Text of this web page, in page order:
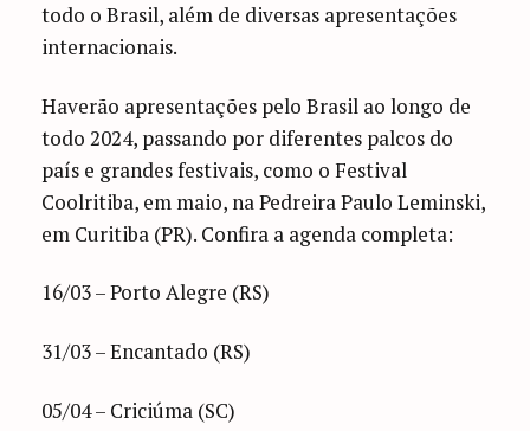
todo o Brasil, além de diversas apresentações
internacionais.
Haverão apresentações pelo Brasil ao longo de
todo 2024, passando por diferentes palcos do
país e grandes festivais, como o Festival
Coolritiba, em maio, na Pedreira Paulo Leminski,
em Curitiba (PR). Confira a agenda completa:
16/03 – Porto Alegre (RS)
31/03 – Encantado (RS)
05/04 – Criciúma (SC)